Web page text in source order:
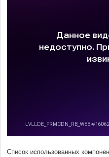
Список использованных